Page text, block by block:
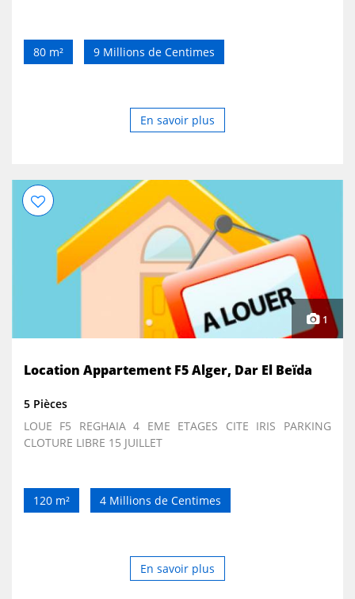
80 m² 9 Millions de Centimes
En savoir plus
1
Location Appartement F5 Alger, Dar El Beïda
5 Pièces
LOUE F5 REGHAIA 4 EME ETAGES CITE IRIS PARKING
CLOTURE LIBRE 15 JUILLET
120 m² 4 Millions de Centimes
En savoir plus